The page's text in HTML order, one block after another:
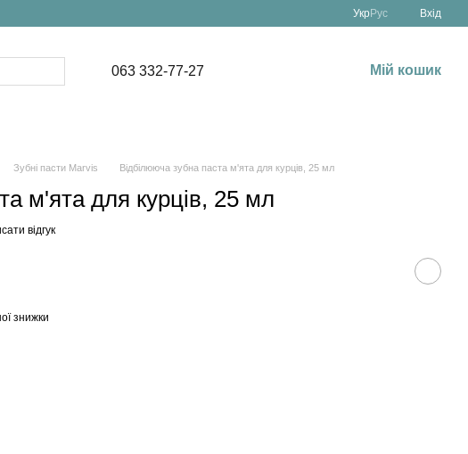
Укр Рус Вхід
063 332-77-27 Мій кошик
Зубні пасти Marvis Відбілююча зубна паста м'ята для курців, 25 мл
м'ята для курців, 25 мл
відгук
знижки